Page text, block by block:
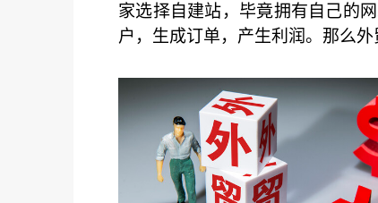
家选择自建站，毕竟拥有自己的
户，生成订单，产生利润。那么